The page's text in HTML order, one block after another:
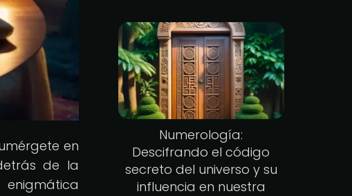
en
de la
Numerología:
Descifrando el código
secreto del universo y su
influencia en nuestra